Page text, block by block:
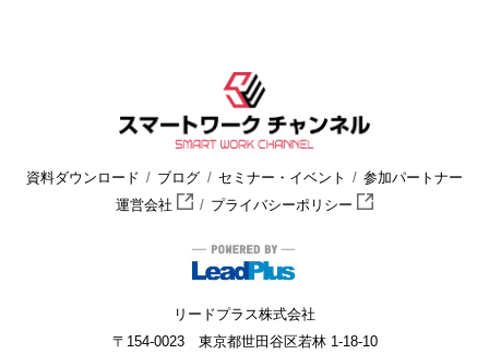
資料ダウンロード ブログ セミナー・イベント
参加パートナー
運営会社
プライバシーポリシー
リードプラス株式会社
〒154-0023 東京都世田谷区若林 1-18-10